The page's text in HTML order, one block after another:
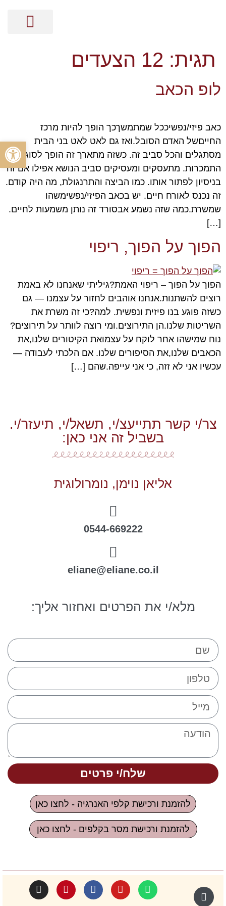
תגית: 12 הצעדים
לופ הכאב
כאב פיזי/נפשיככל שמתמשךכך הופך להיות מרכז
החייםשל האדם הסובל.ואז גם לאט לאט בני הבית
מסתגלים והכל סביב זה. כשזה מתארך זה הופך לסוג של
התמכרות. מתעסקים ומעסיקים סביב הנושא אפילו אם זה
בניסיון לפתור אותו. כמו הביצה והתרנגולת, מה היה קודם.
זה נכנס לאורח חיים. יש בכאב הפיזי/נפשימשהו
שמשרת.כמה שזה נשמע אבסורד זה נותן משמעות לחיים.
[…]
הפוך על הפוך, ריפוי
הפוך על הפוך – ריפוי האמת?גיליתי שאנחנו לא באמת
רוצים להשתנות.אנחנו אוהבים לחזור על עצמנו — גם
כשזה פוגע בנו פיזית ונפשית. למה?כי זה משרת את
השריטות שלנו.הן התירוצים.ומי רוצה לוותר על תירוצים?
נוח שמישהו אחר לוקח על עצמואת הקיטורים שלנו,את
הכאבים שלנו,את הסיפורים שלנו. אם הלכתי לעבודה —
עכשיו אני לא זזה, כי אני עייפה.שהם […]
צר/י קשר תתייעצ/י, תשאל/י, תיעזר/י.
בשביל זה אני כאן:
אליאן נוימן, נומרולוגית
0544-669222
eliane@eliane.co.il
מלא/י את הפרטים ואחזור אליך:
שלח/י פרטים
להזמנת ורכישת קלפי האנרגיה - לחצו כאן
להזמנת ורכישת מסר בקלפים - לחצו כאן
פתח